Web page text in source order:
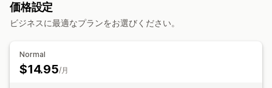
カスタマイズ
価格設定
ビジネスに最適なプランをお選びください。
Normal
$14.95/月